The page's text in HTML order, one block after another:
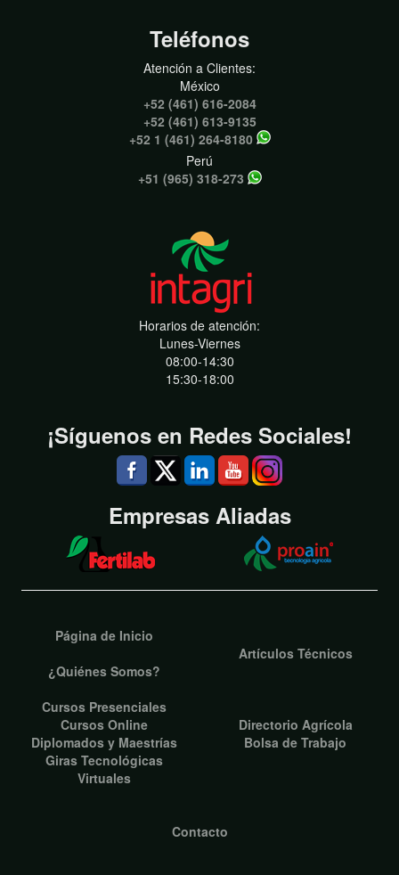
Teléfonos
Atención a Clientes:
México
+52 (461) 616-2084
+52 (461) 613-9135
+52 1 (461) 264-8180
Perú
+51 (965) 318-273
Horarios de atención:
Lunes-Viernes
08:00-14:30
15:30-18:00
¡Síguenos en Redes Sociales!
Empresas Aliadas
Página de Inicio
¿Quiénes Somos?
Artículos Técnicos
Cursos Presenciales
Cursos Online
Diplomados y Maestrías
Giras Tecnológicas
Virtuales
Directorio Agrícola
Bolsa de Trabajo
Contacto